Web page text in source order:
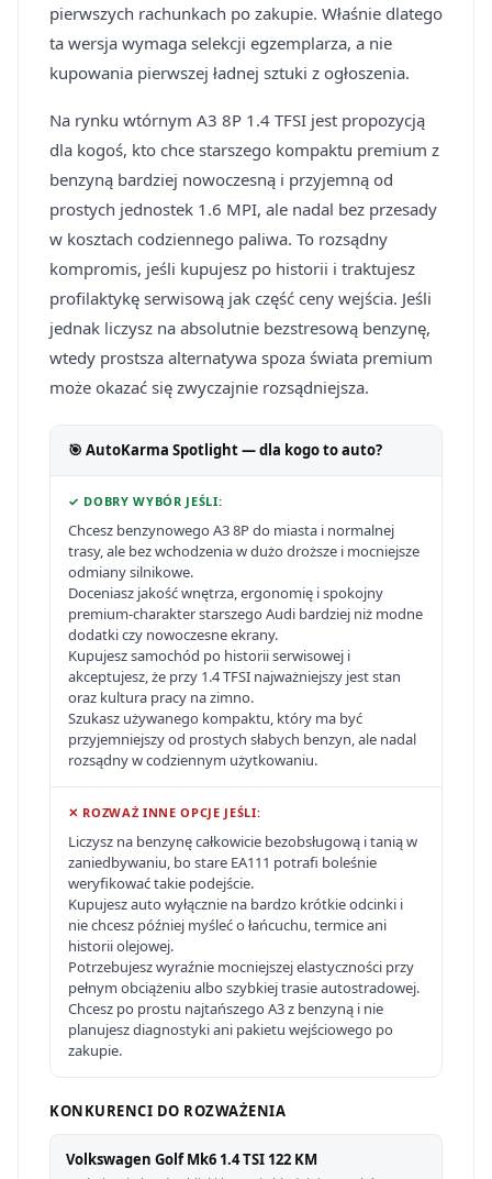
pierwszych rachunkach po zakupie. Właśnie dlatego
ta wersja wymaga selekcji egzemplarza, a nie
kupowania pierwszej ładnej sztuki z ogłoszenia.
Na rynku wtórnym A3 8P 1.4 TFSI jest propozycją
dla kogoś, kto chce starszego kompaktu premium z
benzyną bardziej nowoczesną i przyjemną od
prostych jednostek 1.6 MPI, ale nadal bez przesady
w kosztach codziennego paliwa. To rozsądny
kompromis, jeśli kupujesz po historii i traktujesz
profilaktykę serwisową jak część ceny wejścia. Jeśli
jednak liczysz na absolutnie bezstresową benzynę,
wtedy prostsza alternatywa spoza świata premium
może okazać się zwyczajnie rozsądniejsza.
🎯 AutoKarma Spotlight — dla kogo to auto?
✓ DOBRY WYBÓR JEŚLI:
Chcesz benzynowego A3 8P do miasta i normalnej
trasy, ale bez wchodzenia w dużo droższe i mocniejsze
odmiany silnikowe.
Doceniasz jakość wnętrza, ergonomię i spokojny
premium-charakter starszego Audi bardziej niż modne
dodatki czy nowoczesne ekrany.
Kupujesz samochód po historii serwisowej i
akceptujesz, że przy 1.4 TFSI najważniejszy jest stan
oraz kultura pracy na zimno.
Szukasz używanego kompaktu, który ma być
przyjemniejszy od prostych słabych benzyn, ale nadal
rozsądny w codziennym użytkowaniu.
✕ ROZWAŻ INNE OPCJE JEŚLI:
Liczysz na benzynę całkowicie bezobsługową i tanią w
zaniedbywaniu, bo stare EA111 potrafi boleśnie
weryfikować takie podejście.
Kupujesz auto wyłącznie na bardzo krótkie odcinki i
nie chcesz później myśleć o łańcuchu, termice ani
historii olejowej.
Potrzebujesz wyraźnie mocniejszej elastyczności przy
pełnym obciążeniu albo szybkiej trasie autostradowej.
Chcesz po prostu najtańszego A3 z benzyną i nie
planujesz diagnostyki ani pakietu wejściowego po
zakupie.
KONKURENCI DO ROZWAŻENIA
Volkswagen Golf Mk6 1.4 TSI 122 KM